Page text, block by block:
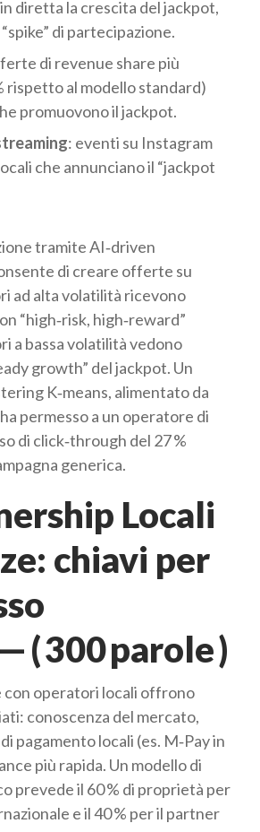
diretta la crescita del jackpot,
di partecipazione.
di revenue share più
rispetto al modello standard)
promuovono il jackpot.
: eventi su Instagram
che annunciano il “jackpot
tramite AI‑driven
di creare offerte su
ad alta volatilità ricevono
“high‑risk, high‑reward”
a bassa volatilità vedono
growth” del jackpot. Un
K‑means, alimentato da
permesso a un operatore di
di click‑through del 27 %
generica.
Locali
chiavi per
( 300 parole )
con operatori locali offrono
conoscenza del mercato,
pagamento locali (es. M‑Pay in
più rapida. Un modello di
prevede il 60 % di proprietà per
e il 40 % per il partner